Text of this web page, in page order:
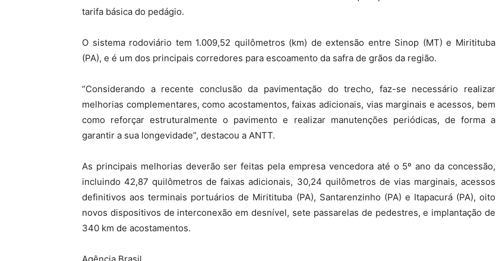
tarifa básica do pedágio.
O sistema rodoviário tem 1.009,52 quilômetros (km) de extensão entre Sinop (MT) e Miritituba
(PA), e é um dos principais corredores para escoamento da safra de grãos da região.
“Considerando a recente conclusão da pavimentação do trecho, faz-se necessário realizar
melhorias complementares, como acostamentos, faixas adicionais, vias marginais e acessos, bem
como reforçar estruturalmente o pavimento e realizar manutenções periódicas, de forma a
garantir a sua longevidade”, destacou a ANTT.
As principais melhorias deverão ser feitas pela empresa vencedora até o 5º ano da concessão,
incluindo 42,87 quilômetros de faixas adicionais, 30,24 quilômetros de vias marginais, acessos
definitivos aos terminais portuários de Miritituba (PA), Santarenzinho (PA) e Itapacurá (PA), oito
novos dispositivos de interconexão em desnível, sete passarelas de pedestres, e implantação de
340 km de acostamentos.